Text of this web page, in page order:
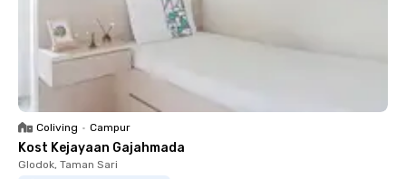
Coliving • Campur
Kost Kejayaan Gajahmada
Glodok, Taman Sari